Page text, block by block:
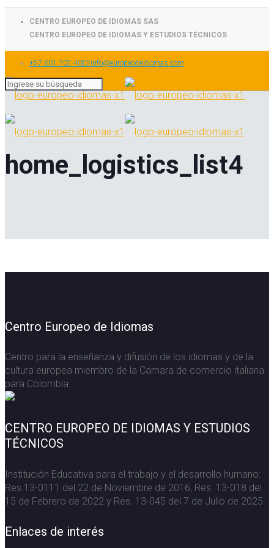
CENTRO EUROPEO DE IDIOMAS SAS
CENTRO EUROPEO DE IDIOMAS Y ESTUDIOS TÉCNICOS
+57 601 702 4022info@europeodeidiomas.com
home_logistics_list4
Centro Europeo de Idiomas
Centro para la enseñanza y difusión de los idiomas y de la
cultura europea miembro de la Camara de comercio italiana
para Colombia.
CENTRO EUROPEO DE IDIOMAS Y ESTUDIOS
TÉCNICOS
Institución Educativa para el trabajo y el desarrollo humano:
Res.13-0111 del 22 de Noviembre de 2016, Res. 13-018 del
15 de Febrero de 2022 y Res. 13-045 del 7 de Julio de 2025.
Enlaces de interés